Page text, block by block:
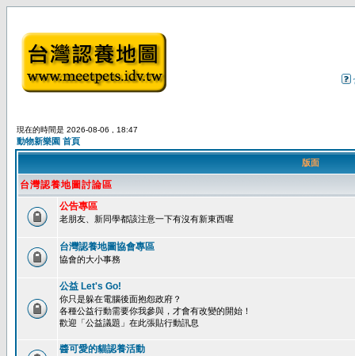
現在的時間是 2026-08-06 , 18:47
動物新樂園 首頁
版面
台灣認養地圖討論區
公告專區
老朋友、新同學都該注意一下有沒有新東西喔
台灣認養地圖協會專區
協會的大小事務
公益 Let's Go!
你只是躲在電腦後面抱怨政府？
各種公益行動需要你我參與，才會有改變的開始！
歡迎「公益議題」在此張貼行動訊息
醬可愛的貓認養活動